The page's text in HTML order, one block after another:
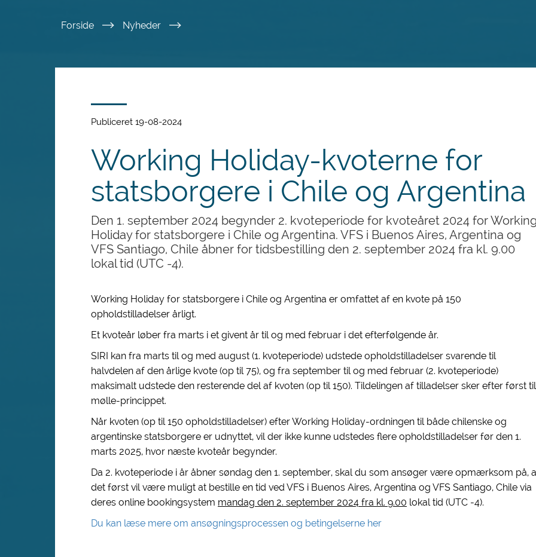
Forside Nyheder
Publiceret 19-08-2024
Working Holiday-kvoterne for
statsborgere i Chile og Argentina
Den 1. september 2024 begynder 2. kvoteperiode for kvoteåret 2024 for
Holiday for statsborgere i Chile og Argentina. VFS i Buenos Aires, Argentina og
VFS Santiago, Chile åbner for tidsbestilling den 2. september 2024 fra kl. 9.00
lokal tid (UTC -4).
Working Holiday for statsborgere i Chile og Argentina er omfattet af en kvote på 150
opholdstilladelser årligt.
Et kvoteår løber fra marts i et givent år til og med februar i det efterfølgende år.
SIRI kan fra marts til og med august (1. kvoteperiode) udstede opholdstilladelser svarende til
halvdelen af den årlige kvote (op til 75), og fra september til og med februar (2. kvoteperiode)
maksimalt udstede den resterende del af kvoten (op til 150). Tildelingen af tilladelser sker efter først til
mølle-princippet.
Når kvoten (op til 150 opholdstilladelser) efter Working Holiday-ordningen til både chilenske og
argentinske statsborgere er udnyttet, vil der ikke kunne udstedes flere opholdstilladelser før den 1.
marts 2025, hvor næste kvoteår begynder.
Da 2. kvoteperiode i år åbner søndag den 1. september, skal du som ansøger være opmærksom på,
det først vil være muligt at bestille en tid ved VFS i Buenos Aires, Argentina og VFS Santiago, Chile via
deres online bookingsystem mandag den 2. september 2024 fra kl. 9.00 lokal tid (UTC -4).
Du kan læse mere om ansøgningsprocessen og betingelserne her